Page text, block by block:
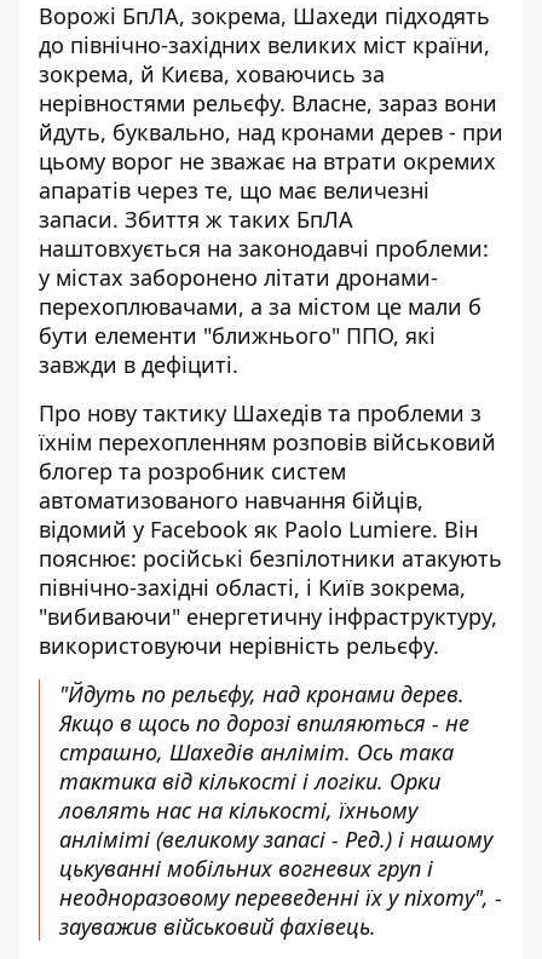
Ворожі БпЛА, зокрема, Шахеди підходять
до північно-західних великих міст країни,
зокрема, й Києва, ховаючись за
нерівностями рельєфу. Власне, зараз вони
йдуть, буквально, над кронами дерев - при
цьому ворог не зважає на втрати окремих
апаратів через те, що має величезні
запаси. Збиття ж таких БпЛА
наштовхується на законодавчі проблеми:
у містах заборонено літати дронами-
перехоплювачами, а за містом це мали б
бути елементи "ближнього" ППО, які
завжди в дефіциті.
Про нову тактику Шахедів та проблеми з
їхнім перехопленням розповів військовий
блогер та розробник систем
автоматизованого навчання бійців,
відомий у Facebook як Paolo Lumiere. Він
пояснює: російські безпілотники атакують
північно-західні області, і Київ зокрема,
"вибиваючи" енергетичну інфраструктуру,
використовуючи нерівність рельєфу.
"Йдуть по рельєфу, над кронами дерев.
Якщо в щось по дорозі впиляються - не
страшно, Шахедів анліміт. Ось така
тактика від кількості і логіки. Орки
ловлять нас на кількості, їхньому
анліміті (великому запасі - Ред.) і нашому
цькуванні мобільних вогневих груп і
неодноразовому переведенні їх у піхоту", -
зауважив військовий фахівець.